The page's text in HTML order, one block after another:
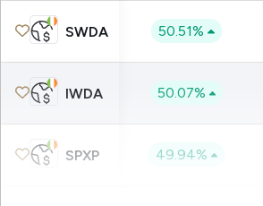
SWDA 50.51%
IWDA 50.07%
SPXP 49.94%